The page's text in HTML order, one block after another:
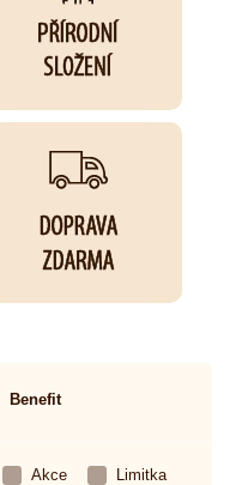
Benefit
Akce Limitka